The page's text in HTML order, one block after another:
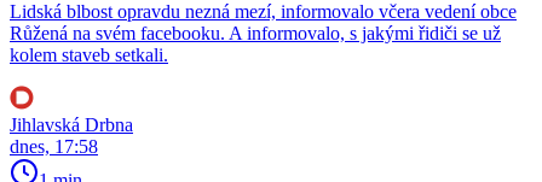
Lidská blbost opravdu nezná mezí, informovalo včera vedení obce
Růžená na svém facebooku. A informovalo, s jakými řidiči se už
kolem staveb setkali.
Jihlavská Drbna
dnes, 17:58